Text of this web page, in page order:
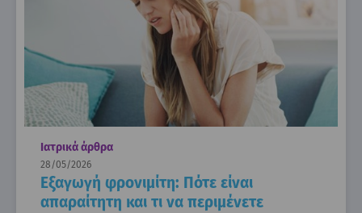
Ιατρικά άρθρα
28/05/2026
Εξαγωγή φρονιμίτη: Πότε είναι
απαραίτητη και τι να περιμένετε